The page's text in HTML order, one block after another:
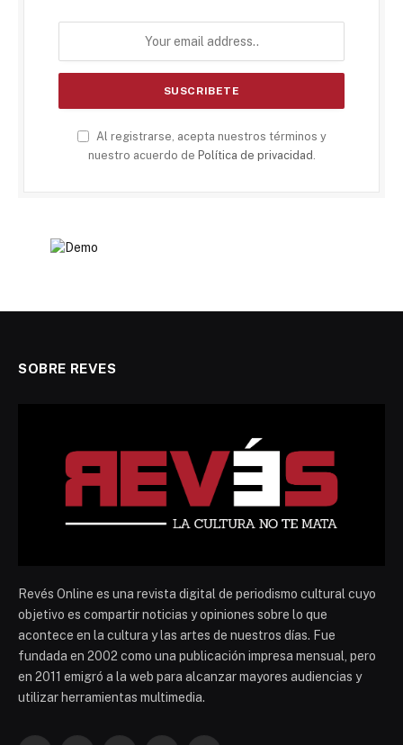
Al registrarse, acepta nuestros términos y
nuestro acuerdo de Política de privacidad .
SOBRE REVES
Revés Online es una revista digital de periodismo cultural cuyo
objetivo es compartir noticias y opiniones sobre lo que
acontece en la cultura y las artes de nuestros días. Fue
fundada en 2002 como una publicación impresa mensual, pero
en 2011 emigró a la web para alcanzar mayores audiencias y
utilizar herramientas multimedia.